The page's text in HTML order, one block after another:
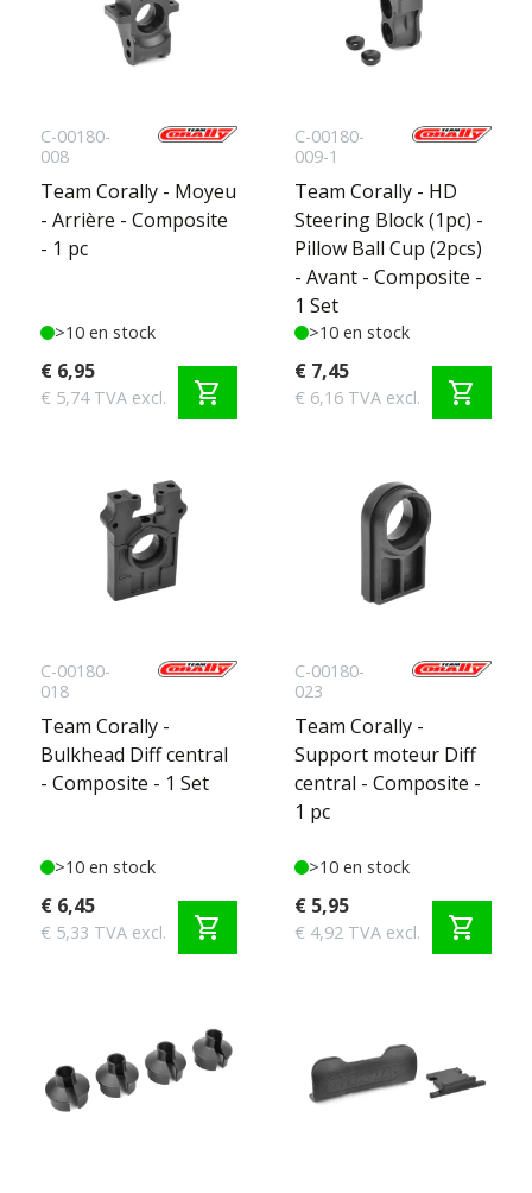
C-00180-
008
Team Corally - Moyeu
- Arrière - Composite
- 1 pc
>10 en stock
€ 6,95
€ 5,74 TVA excl. shopping_cart
C-00180-
009-1
Team Corally - HD
Steering Block (1pc) -
Pillow Ball Cup (2pcs)
- Avant - Composite -
1 Set
>10 en stock
€ 7,45
€ 6,16 TVA excl. shopping_cart
C-00180-
018
Team Corally -
Bulkhead Diff central
- Composite - 1 Set
>10 en stock
€ 6,45
€ 5,33 TVA excl. shopping_cart
C-00180-
023
Team Corally -
Support moteur Diff
central - Composite -
1 pc
>10 en stock
€ 5,95
€ 4,92 TVA excl. shopping_cart